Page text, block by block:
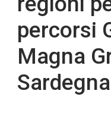
percorsi
Magna
Sardegna